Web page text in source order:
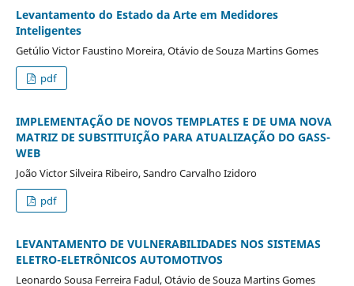
Levantamento do Estado da Arte em Medidores
Inteligentes
Getúlio Victor Faustino Moreira, Otávio de Souza Martins Gomes
pdf
IMPLEMENTAÇÃO DE NOVOS TEMPLATES E DE UMA NOVA
MATRIZ DE SUBSTITUIÇÃO PARA ATUALIZAÇÃO DO GASS-
WEB
João Victor Silveira Ribeiro, Sandro Carvalho Izidoro
pdf
LEVANTAMENTO DE VULNERABILIDADES NOS SISTEMAS
ELETRO-ELETRÔNICOS AUTOMOTIVOS
Leonardo Sousa Ferreira Fadul, Otávio de Souza Martins Gomes